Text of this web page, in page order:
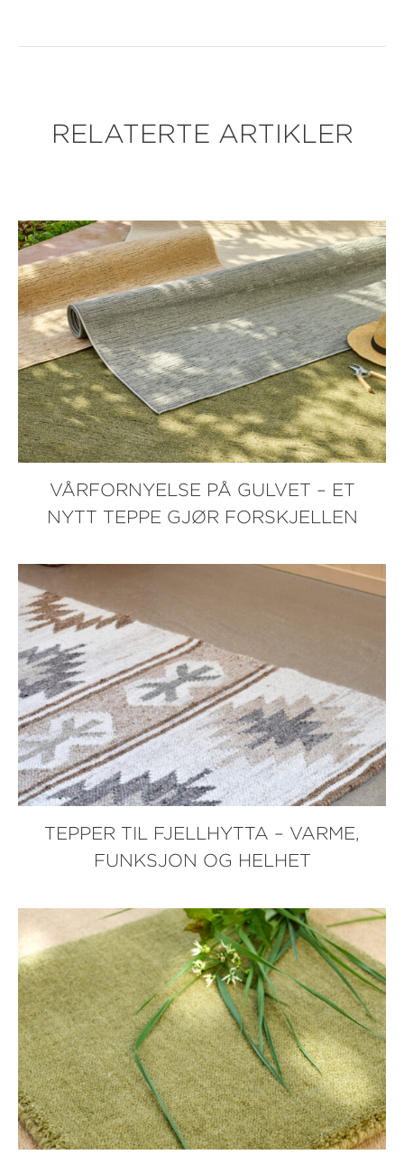
RELATERTE ARTIKLER
VÅRFORNYELSE PÅ GULVET – ET
NYTT TEPPE GJØR FORSKJELLEN
TEPPER TIL FJELLHYTTA – VARME,
FUNKSJON OG HELHET